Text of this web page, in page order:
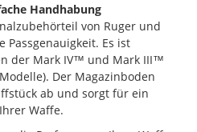
Handhabung
von Ruger und
Es ist
der Mark IV™ und Mark III™
Der Magazinboden
ab und sorgt für ein
Waffe.